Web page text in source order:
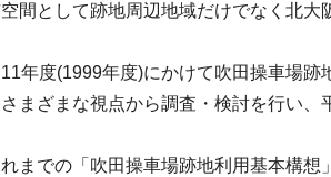
間として跡地周辺地域だけでなく北大
年度(1999年度)にかけて吹田操車場跡
まざまな視点から調査・検討を行い、
までの「吹田操車場跡地利用基本構想